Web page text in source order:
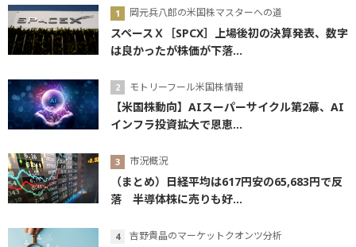
岡元兵八郎の米国株マスターへの道
スペースＸ［SPCX］上場後初の決算発表、数字
は良かったが株価が下落...
モトリーフール米国株情報
【米国株動向】AIスーパーサイクル第2幕、AI
インフラ投資拡大で恩恵...
市況概況
（まとめ）日経平均は617円安の65,683円で反
落 半導体株に売りも好...
吉野貴晶のマーケットクオンツ分析